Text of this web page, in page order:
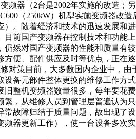
频器（2台是2002年实施的改造
（250kW）机型实施变频器改
）。随着经济和技术的迅速发展和
目前国产变频器在控制技术和功能
仍然对国产变频器的性能和质量有
方便、配件供应及时等优点，正在
对策目前，大多数国内企业中，
设备元部件整体更换的维修工作方
旧整机变频器数量很多，每年要花
繁，从维修人员到管理层普遍认为
常故障归结于质量问题，故出现了
频器更新工作），使一台设备多次